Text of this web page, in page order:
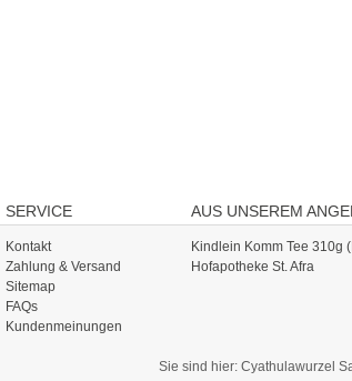
SERVICE AUS UNSEREM
Kontakt
Zahlung & Versand
Sitemap
FAQs
Kundenmeinungen
Kindlein Komm Tee 310g
Hofapotheke St. Afra
Sie sind hier: Cyathulawurzel